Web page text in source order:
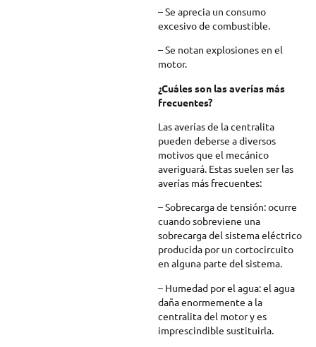
– Se aprecia un consumo
excesivo de combustible.
– Se notan explosiones en el
motor.
¿Cuáles son las averías más
frecuentes?
Las averías de la centralita
pueden deberse a diversos
motivos que el mecánico
averiguará. Estas suelen ser las
averías más frecuentes:
– Sobrecarga de tensión: ocurre
cuando sobreviene una
sobrecarga del sistema eléctrico
producida por un cortocircuito
en alguna parte del sistema.
– Humedad por el agua: el agua
daña enormemente a la
centralita del motor y es
imprescindible sustituirla.